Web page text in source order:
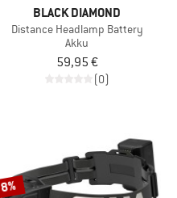
BLACK DIAMOND
Distance Headlamp Battery
Akku
59,95 €
(0)
8%